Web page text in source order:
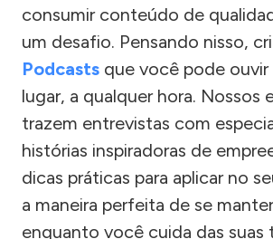
consumir conteúdo de
um desafio. Pensando nisso,
Podcasts que você pode
lugar, a qualquer hora. Nossos
trazem entrevistas com
histórias inspiradoras de
dicas práticas para aplicar no
a maneira perfeita de se
enquanto você cuida das suas